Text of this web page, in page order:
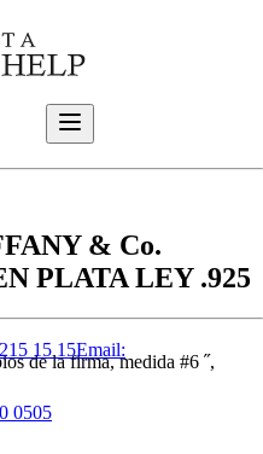
15 15Email:
0505
& Co.
PLATA LEY .925
de la firma, medida #6 ˝,